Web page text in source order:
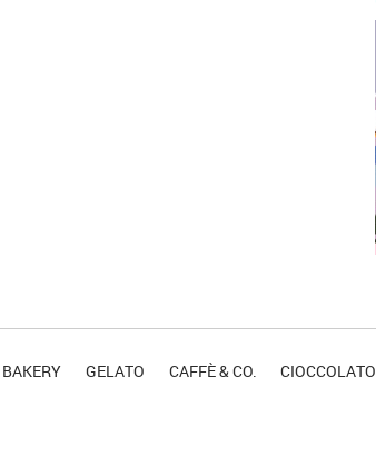
BAKERY GELATO CAFFÈ & CO. CIOCCOLATO